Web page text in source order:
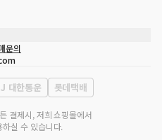
문의
대한통운 롯데택배
결제시, 저희 쇼핑몰에서
실 수 있습니다.